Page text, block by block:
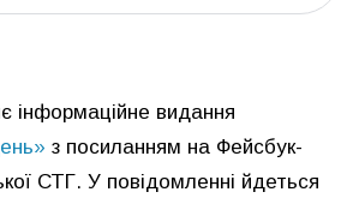
інформаційне видання
з посиланням на Фейсбук-
СТГ. У повідомленні йдеться